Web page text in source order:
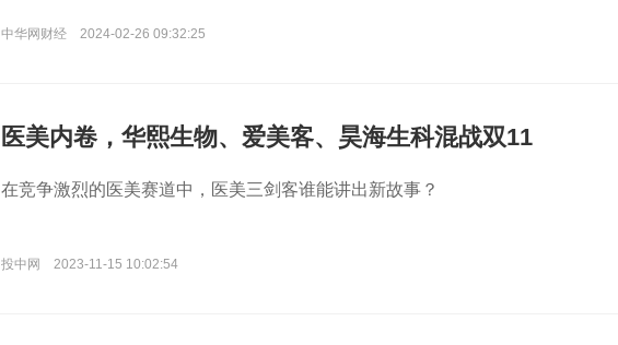
中华网财经 2024-02-26 09:32:25
医美内卷，华熙生物、爱美客、昊海生科混战双11
在竞争激烈的医美赛道中，医美三剑客谁能讲出新故事？
投中网 2023-11-15 10:02:54